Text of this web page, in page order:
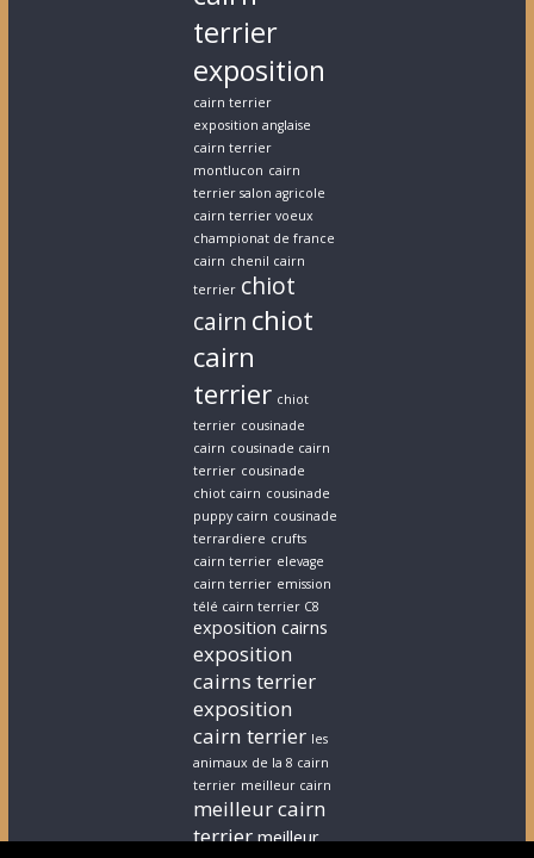
terrier
exposition
cairn terrier
exposition anglaise
cairn terrier
montlucon cairn
terrier salon agricole
cairn terrier voeux
championat de france
cairn chenil cairn
terrier chiot
cairn chiot
cairn
terrier chiot
terrier cousinade
cairn cousinade cairn
terrier cousinade
chiot cairn cousinade
puppy cairn cousinade
terrardiere crufts
cairn terrier elevage
cairn terrier emission
télé cairn terrier C8
exposition cairns
exposition
cairns terrier
exposition
cairn terrier les
animaux de la 8 cairn
terrier meilleur cairn
meilleur cairn
terrier meilleur